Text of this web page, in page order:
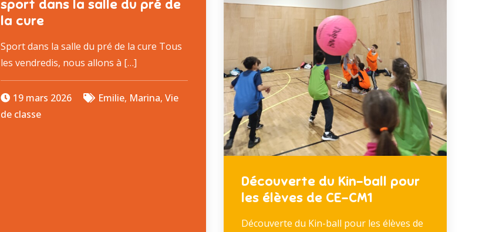
sport dans la salle du pré de
la cure
Sport dans la salle du pré de la cure Tous
les vendredis, nous allons à […]
19 mars 2026 Emilie, Marina, Vie
de classe
Découverte du Kin-ball pour
les élèves de CE-CM1
Découverte du Kin-ball pour les élèves de